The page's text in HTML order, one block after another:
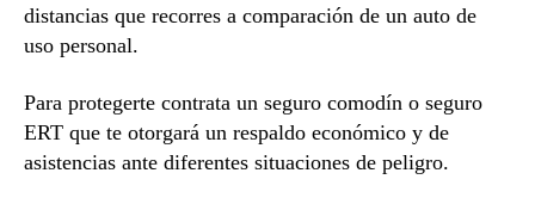
distancias que recorres a comparación de un auto de
uso personal.
Para protegerte contrata un seguro comodín o seguro
ERT que te otorgará un respaldo económico y de
asistencias ante diferentes situaciones de peligro.